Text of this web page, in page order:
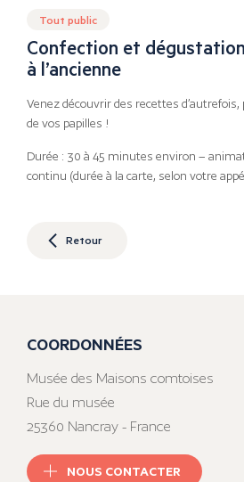
Tout public
Confection et
à l’ancienne
Venez découvrir des recettes
de vos papilles !
Durée : 30 à 45 minutes environ –
continu (durée à la carte, selon votre
Retour
COORDONNÉES
Musée des Maisons comtoises
Rue du musée
25360 Nancray - France
NOUS CONTACTER